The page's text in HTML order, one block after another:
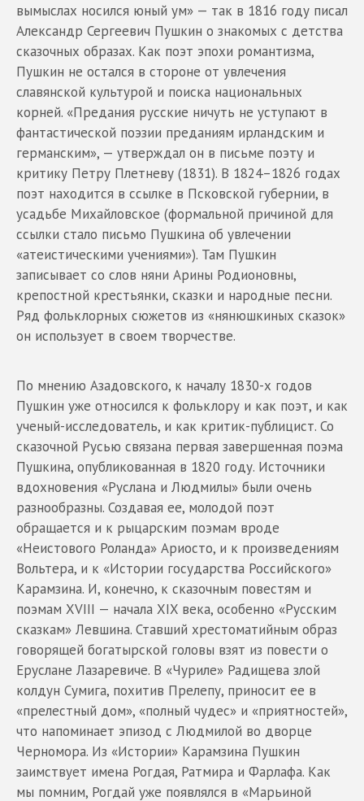
вымыслах носился юный ум» — так в 1816 году писал
Александр Сергеевич Пушкин о знакомых с детства
сказочных образах. Как поэт эпохи романтизма,
Пушкин не остался в стороне от увлечения
славянской культурой и поиска национальных
корней. «Предания русские ничуть не уступают в
фантастической поэзии преданиям ирландским и
германским», — утверждал он в письме поэту и
критику Петру Плетневу (1831). В 1824–1826 годах
поэт находится в ссылке в Псковской губернии, в
усадьбе Михайловское (формальной причиной для
ссылки стало письмо Пушкина об увлечении
«атеистическими учениями»). Там Пушкин
записывает со слов няни Арины Родионовны,
крепостной крестьянки, сказки и народные песни.
Ряд фольклорных сюжетов из «нянюшкиных сказок»
он использует в своем творчестве.
По мнению Азадовского, к началу 1830-х годов
Пушкин уже относился к фольклору и как поэт, и как
ученый-исследователь, и как критик-публицист. Со
сказочной Русью связана первая завершенная поэма
Пушкина, опубликованная в 1820 году. Источники
вдохновения «Руслана и Людмилы» были очень
разнообразны. Создавая ее, молодой поэт
обращается и к рыцарским поэмам вроде
«Неистового Роланда» Ариосто, и к произведениям
Вольтера, и к «Истории государства Российского»
Карамзина. И, конечно, к сказочным повестям и
поэмам XVIII — начала XIX века, особенно «Русским
сказкам» Левшина. Ставший хрестоматийным образ
говорящей богатырской головы взят из повести о
Еруслане Лазаревиче. В «Чуриле» Радищева злой
колдун Сумига, похитив Прелепу, приносит ее в
«прелестный дом», «полный чудес» и «приятностей»,
что напоминает эпизод с Людмилой во дворце
Черномора. Из «Истории» Карамзина Пушкин
заимствует имена Рогдая, Ратмира и Фарлафа. Как
мы помним, Рогдай уже появлялся в «Марьиной